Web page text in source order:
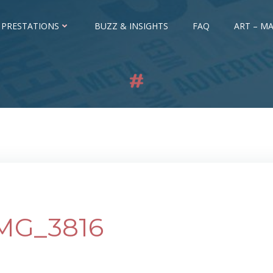
BUZZ & INSIGHTS FAQ ART –